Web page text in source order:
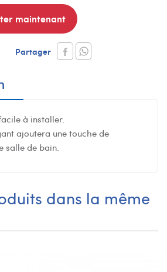
maintenant
Partager
à installer.
ajoutera une touche de
salle de bain.
dans la même